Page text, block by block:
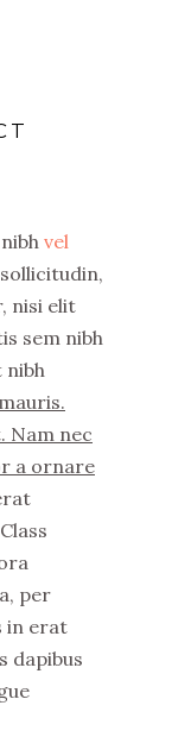
vel
nisi elit
sem nibh
nibh
Nam nec
a ornare
per
in erat
dapibus